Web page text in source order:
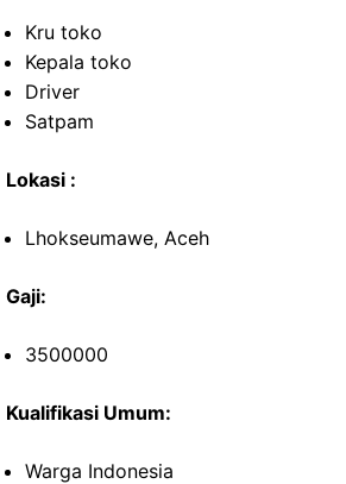
Kru toko
Kepala toko
Driver
Satpam
Lokasi :
Lhokseumawe, Aceh
Gaji:
3500000
Kualifikasi Umum:
Warga Indonesia